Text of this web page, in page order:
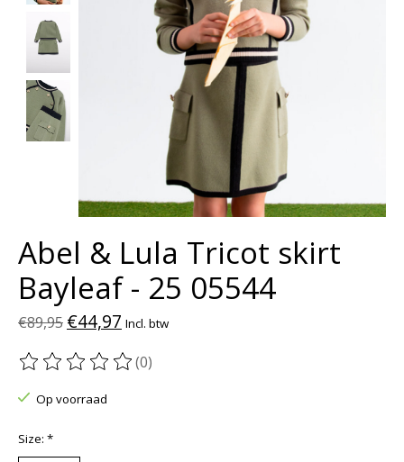
Abel & Lula Tricot skirt
Bayleaf - 25 05544
€89,95 €44,97 Incl. btw
De beoordeling van dit product is
(0)
Op voorraad
Size: *